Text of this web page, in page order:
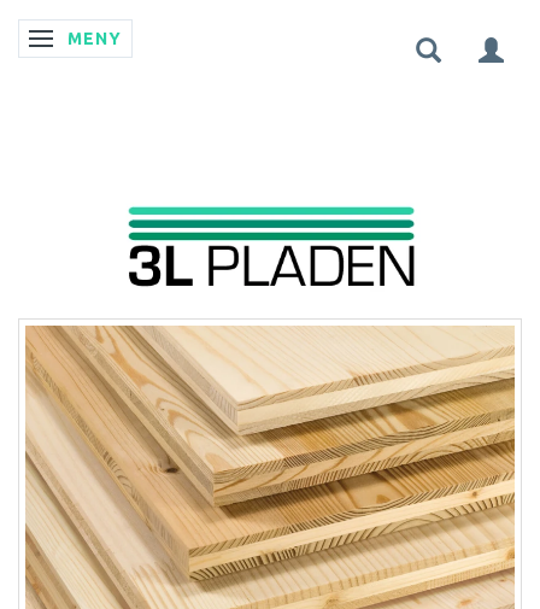
ÄNDRA NAVIGERING
MENY